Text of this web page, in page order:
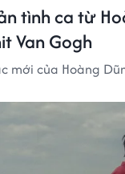
tình ca từ
Van Gogh
mới của Hoàng